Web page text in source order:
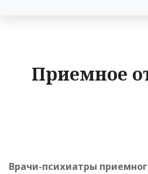
Приемное
Врачи-психиатры